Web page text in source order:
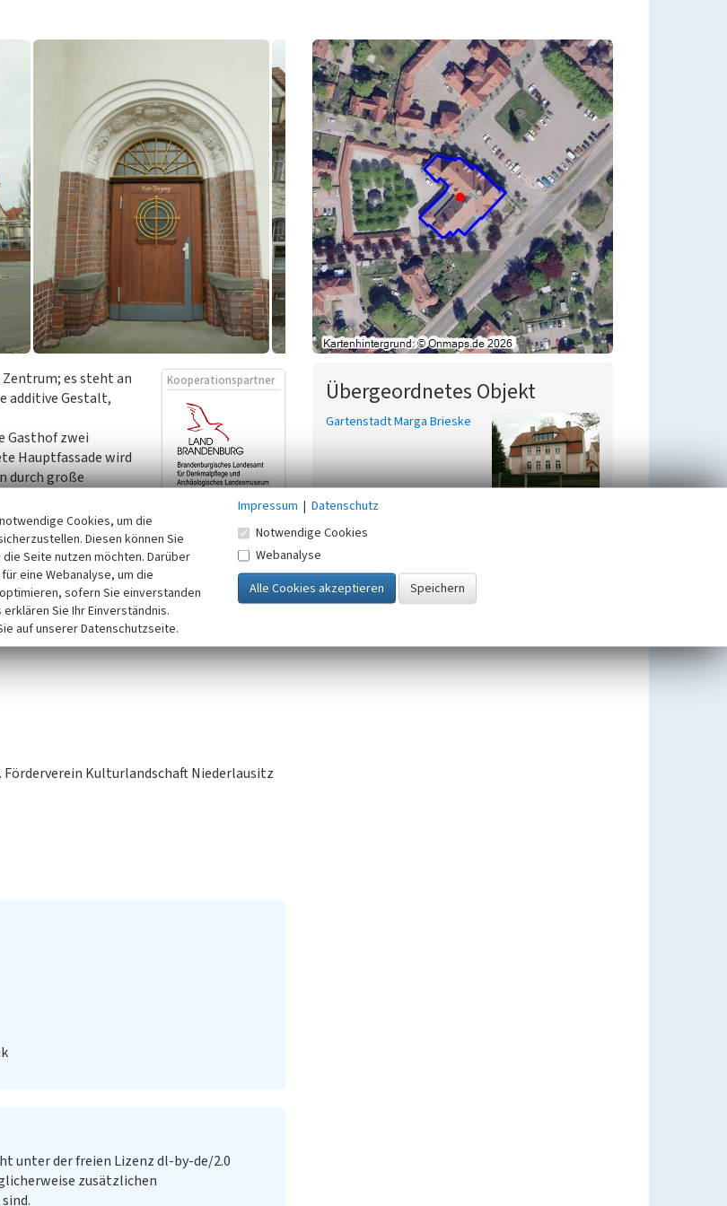
Kooperationspartner
es steht an
additive Gestalt,
Gasthof zwei
Hauptfassade wird
durch große
und im
mit Läden die
Gebäudeecke am Platz.
mit Bühne und eine Kegelbahn. Es bot
Arbeitern. So gab es die sogenannte
Schicht einkehren konnten.
Kulturlandschaft Niederlausitz
unter der freien Lizenz dl-by-de/2.0
zusätzlichen
Übergeordnetes Objekt
Gartenstadt Marga Brieske
Cookies, um die
Diesen können Sie
Seite nutzen möchten. Darüber
eine Webanalyse, um die
sofern Sie einverstanden
Sie Ihr Einverständnis.
auf unserer Datenschutzseite.
Impressum | Datenschutz
Notwendige Cookies
Webanalyse